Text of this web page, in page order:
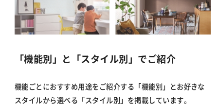
「機能別」と「スタイル別」でご紹介
機能ごとにおすすめ用途をご紹介する「機能別」とお好きな
スタイルから選べる「スタイル別」を掲載しています。